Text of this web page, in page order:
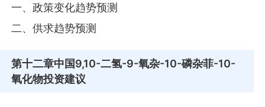
一、政策变化趋势预测
二、供求趋势预测
第十二章中国9,10-二氢-9-氧杂-10-磷杂菲-10-
氧化物投资建议